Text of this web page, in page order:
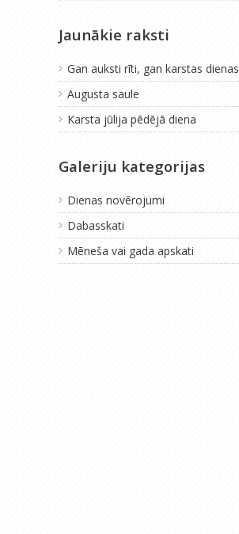
Jaunākie raksti
Gan auksti rīti, gan karstas dienas
Augusta saule
Karsta jūlija pēdējā diena
Galeriju kategorijas
Dienas novērojumi
Dabasskati
Mēneša vai gada apskati